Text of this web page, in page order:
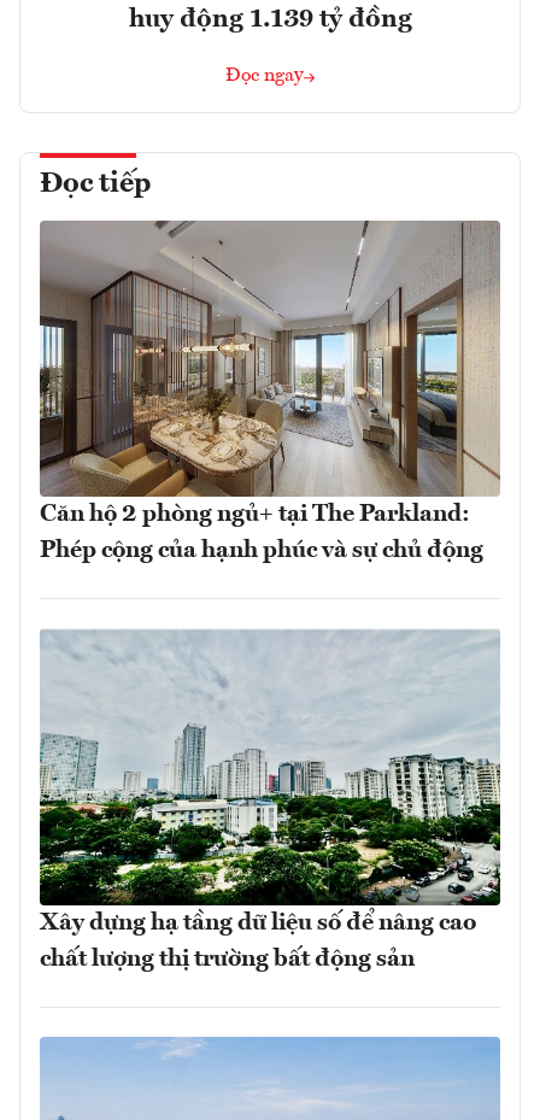
huy động 1.139 tỷ đồng
Đọc ngay
Đọc tiếp
Căn hộ 2 phòng ngủ+ tại The Parkland:
Phép cộng của hạnh phúc và sự chủ động
Xây dựng hạ tầng dữ liệu số để nâng cao
chất lượng thị trường bất động sản